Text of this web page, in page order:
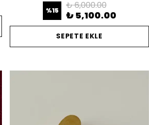
%15 ₺ 6,000.00
₺ 5,100.00
SEPETE EKLE